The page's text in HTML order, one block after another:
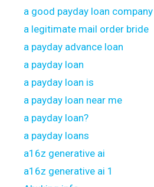
a good payday loan company
a legitimate mail order bride
a payday advance loan
a payday loan
a payday loan is
a payday loan near me
a payday loan?
a payday loans
a16z generative ai
a16z generative ai 1